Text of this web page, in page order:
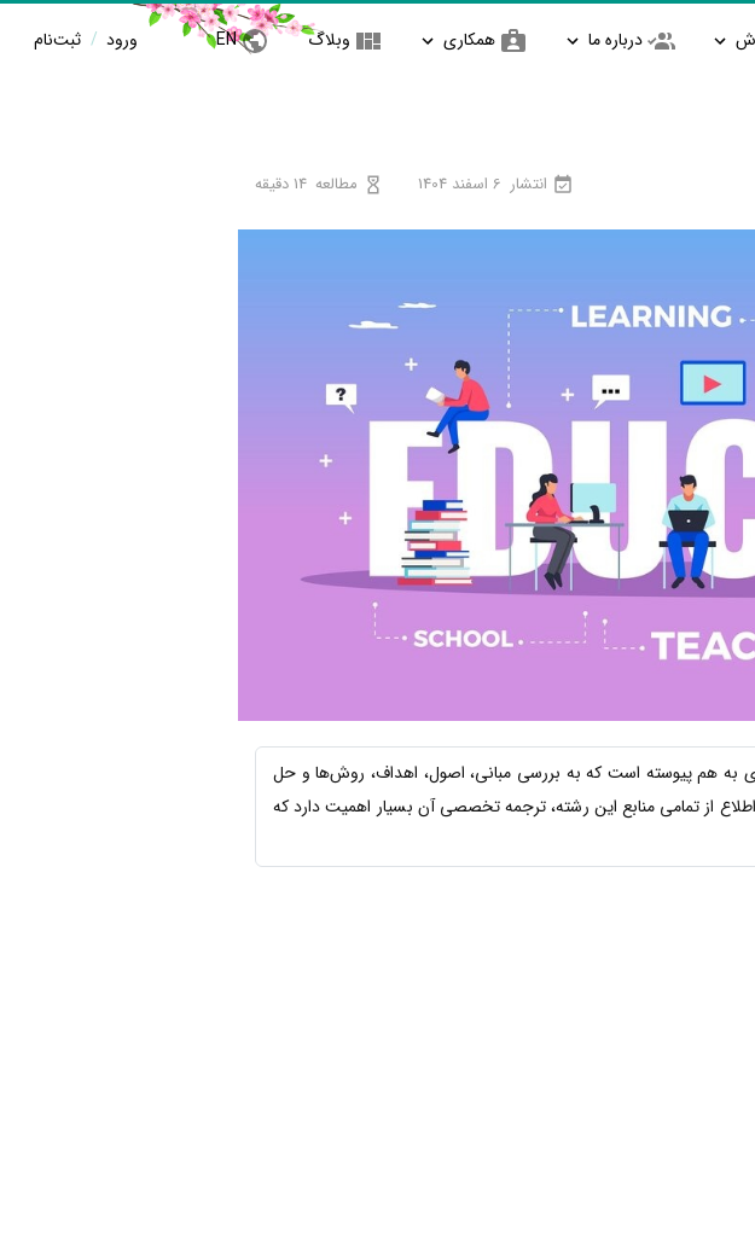
درباره ما همکاری وبلاگ EN ورود / ثبت‌نام
انتشار 6 اسفند 1404 مطالعه 14 دقیقه
به هم پیوسته است که به بررسی مبانی، اصول، اهداف، روش‌ها و حل
از تمامی منابع این رشته، ترجمه تخصصی آن بسیار اهمیت دارد که